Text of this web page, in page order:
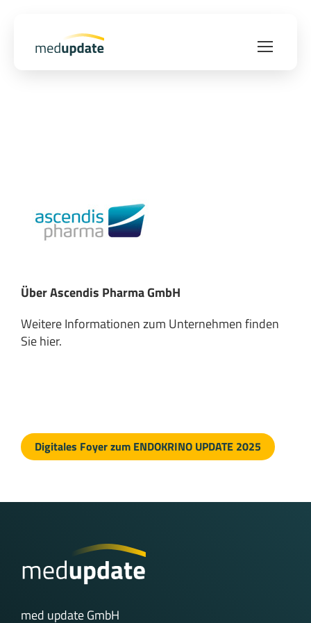
Über Ascendis Pharma GmbH
Weitere Informationen zum Unternehmen finden
Siehier.
Digitales Foyer zum ENDOKRINO UPDATE 2025
med update GmbH